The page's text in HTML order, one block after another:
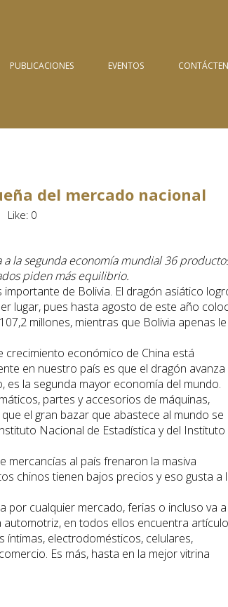
PUBLICACIONES EVENTOS
del mercado nacional
Like: 0
la segunda economía mundial 36
piden más equilibrio.
de Bolivia. El dragón asiático
lugar, pues hasta agosto de este año
millones, mientras que Bolivia apenas
crecimiento económico de China está
en nuestro país es que el dragón avanza
es la segunda mayor economía del mundo.
partes y accesorios de máquinas,
el gran bazar que abastece al mundo se
Nacional de Estadística y del Instituto
mercancías al país frenaron la masiva
chinos tienen bajos precios y eso gusta a
por cualquier mercado, ferias o incluso va a
automotriz, en todos ellos encuentra
íntimas, electrodomésticos, celulares,
Es más, hasta en la mejor vitrina